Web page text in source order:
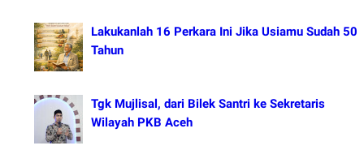
Lakukanlah 16 Perkara Ini Jika Usiamu Sudah 50
Tahun
Tgk Mujlisal, dari Bilek Santri ke Sekretaris
Wilayah PKB Aceh